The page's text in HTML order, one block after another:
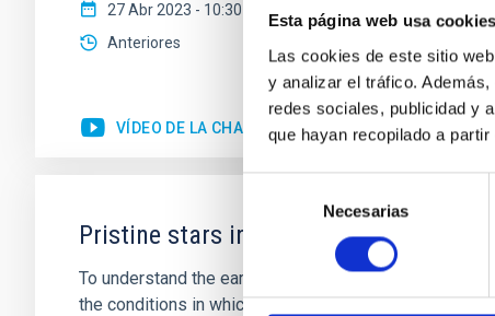
Esta página web usa cookies
Las cookies de este sitio
y analizar el tráfico.
redes sociales, publicidad y
que hayan recopilado a
consentimiento
Necesarias
27 Abr 2023 - 10:30 Europe/London
Anteriores
VÍDEO DE LA CHARLA
Pristine stars in the Milky-Way and
To understand the early phases of galaxy formation,
the conditions in which early star formation proceed.